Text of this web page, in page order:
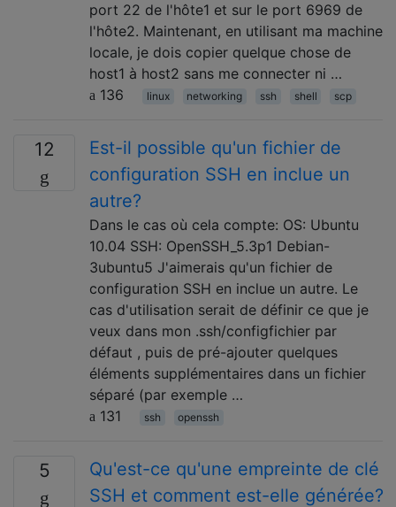
port 22 de l'hôte1 et sur le port 6969 de
l'hôte2. Maintenant, en utilisant ma machine
locale, je dois copier quelque chose de
host1 à host2 sans me connecter ni …
136
linux networking ssh shell scp
12
Est-il possible qu'un fichier de
configuration SSH en inclue un
autre?
Dans le cas où cela compte: OS: Ubuntu
10.04 SSH: OpenSSH_5.3p1 Debian-
3ubuntu5 J'aimerais qu'un fichier de
configuration SSH en inclue un autre. Le
cas d'utilisation serait de définir ce que je
veux dans mon .ssh/configfichier par
défaut , puis de pré-ajouter quelques
éléments supplémentaires dans un fichier
séparé (par exemple …
131
ssh openssh
5
Qu'est-ce qu'une empreinte de clé
SSH et comment est-elle générée?